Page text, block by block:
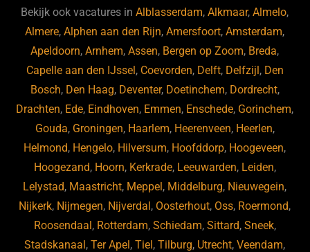
b
o
o
k
ky dI
n
Bekijk ook vacatures inAlblasserdam,Alkmaar,Almelo,
Almere,Alphen aan den Rijn,Amersfoort,Amsterdam,
Apeldoorn,Arnhem,Assen, Bergen op Zoom, Breda,
Capelle aan den IJssel , Coevorden, Delft, Delfzijl , Den
Bosch, Den Haag, Deventer, Doetinchem, Dordrecht,
Drachten, Ede, Eindhoven, Emmen, Enschede, Gorinchem,
Gouda, Groningen, Haarlem, Heerenveen, Heerlen,
Helmond, Hengelo, Hilversum, Hoofddorp, Hoogeveen,
Hoogezand, Hoorn, Kerkrade, Leeuwarden, Leiden,
Lelystad, Maastricht, Meppel , Middelburg, Nieuwegein,
Nijkerk, Nijmegen, Nijverdal , Oosterhout, Oss, Roermond,
Roosendaal , Rotterdam, Schiedam, Sittard, Sneek,
Stadskanaal ,Ter Apel ,Tiel ,Tilburg, Utrecht,Veendam,